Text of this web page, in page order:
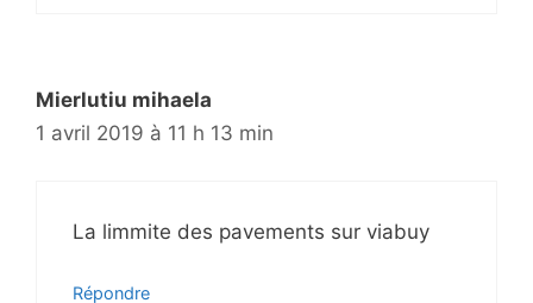
Mierlutiu mihaela
1 avril 2019 à 11 h 13 min
La limmite des pavements sur viabuy
Répondre